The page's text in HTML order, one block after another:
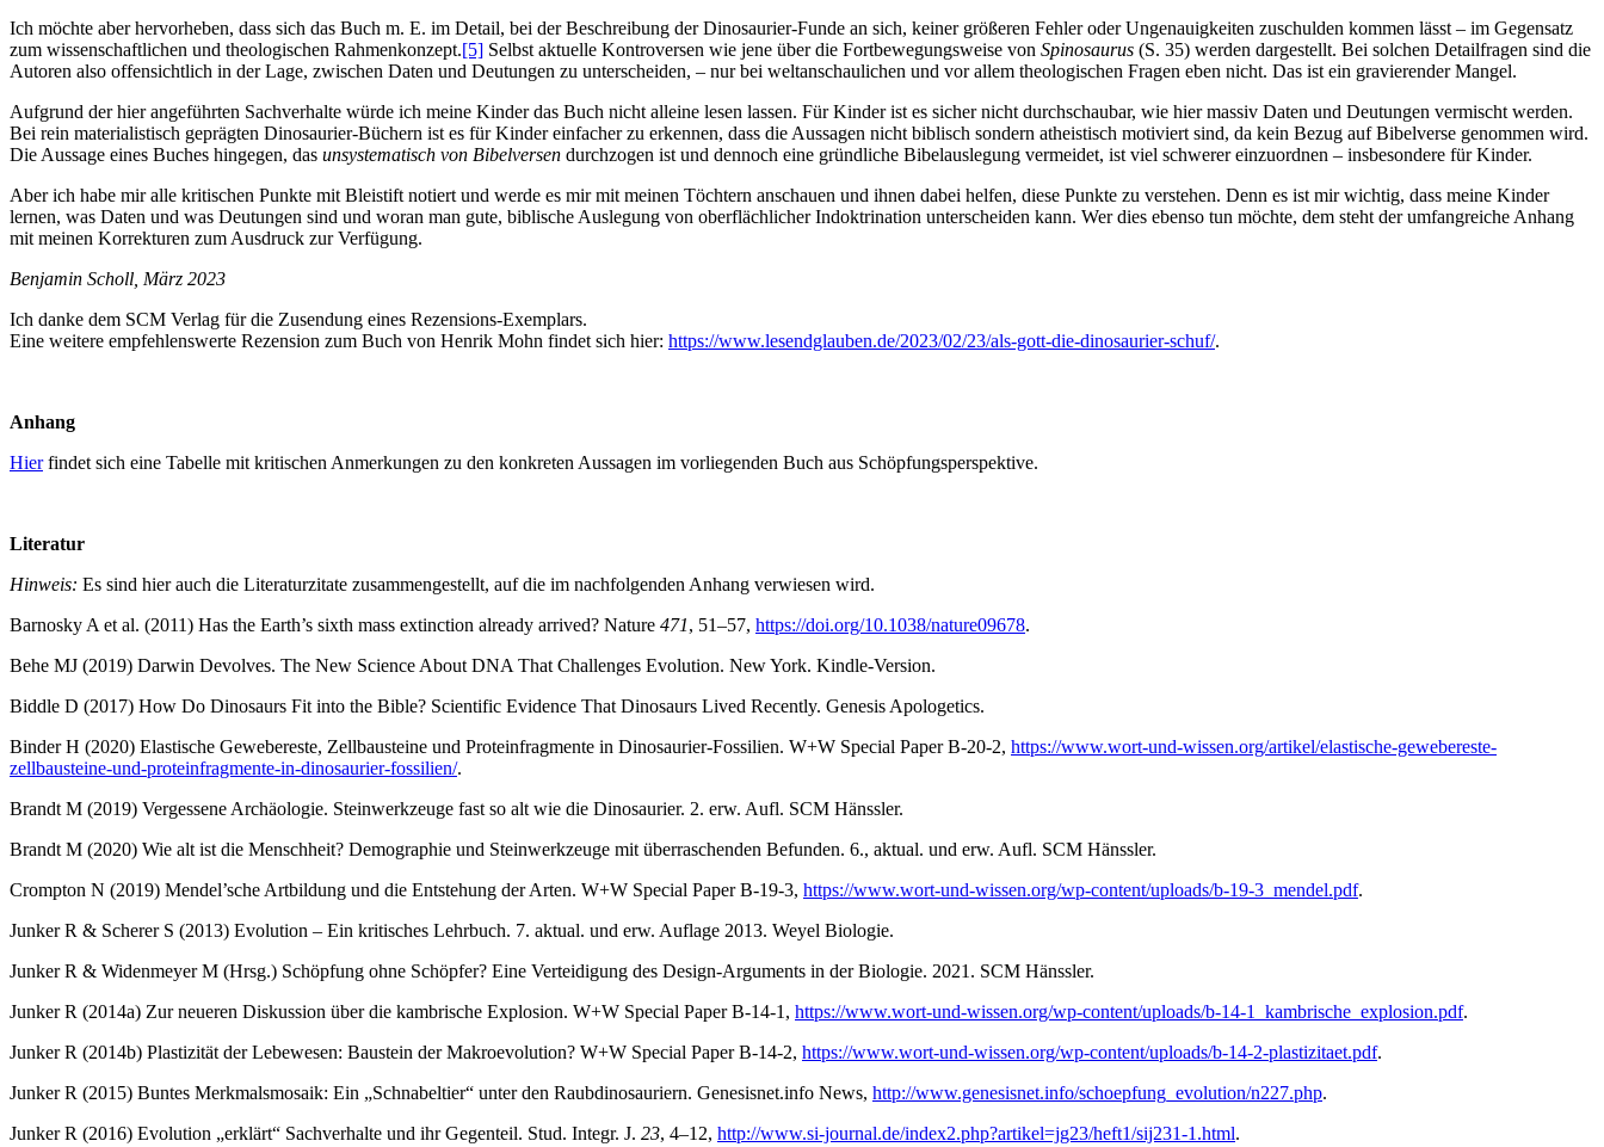
Ich möchte aber hervorheben, dass sich das Buch m. E. im Detail, bei der Beschreibung der Dinosaurier-Funde an sich, keiner größeren Fehler oder Ungenauigkeiten zuschulden kommen lässt – im Gegensatz
zum wissenschaftlichen und theologischen Rahmenkonzept.[5] Selbst aktuelle Kontroversen wie jene über die Fortbewegungsweise von Spinosaurus (S. 35) werden dargestellt. Bei solchen Detailfragen sind die
Autoren also offensichtlich in der Lage, zwischen Daten und Deutungen zu unterscheiden, ­– nur bei weltanschaulichen und vor allem theologischen Fragen eben nicht. Das ist ein gravierender Mangel.
Aufgrund der hier angeführten Sachverhalte würde ich meine Kinder das Buch nicht alleine lesen lassen. Für Kinder ist es sicher nicht durchschaubar, wie hier massiv Daten und Deutungen vermischt werden.
Bei rein materialistisch geprägten Dinosaurier-Büchern ist es für Kinder einfacher zu erkennen, dass die Aussagen nicht biblisch sondern atheistisch motiviert sind, da kein Bezug auf Bibelverse genommen wird.
Die Aussage eines Buches hingegen, das unsystematisch von Bibelversen durchzogen ist und dennoch eine gründliche Bibelauslegung vermeidet, ist viel schwerer einzuordnen – insbesondere für Kinder.
Aber ich habe mir alle kritischen Punkte mit Bleistift notiert und werde es mir mit meinen Töchtern anschauen und ihnen dabei helfen, diese Punkte zu verstehen. Denn es ist mir wichtig, dass meine Kinder
lernen, was Daten und was Deutungen sind und woran man gute, biblische Auslegung von oberflächlicher Indoktrination unterscheiden kann. Wer dies ebenso tun möchte, dem steht der umfangreiche Anhang
mit meinen Korrekturen zum Ausdruck zur Verfügung.
Benjamin Scholl, März 2023
Ich danke dem SCM Verlag für die Zusendung eines Rezensions-Exemplars.
Eine weitere empfehlenswerte Rezension zum Buch von Henrik Mohn findet sich hier: https://www.lesendglauben.de/2023/02/23/als-gott-die-dinosaurier-schuf/.
Anhang
Hierfindet sich eine Tabelle mit kritischen Anmerkungen zu den konkreten Aussagen im vorliegenden Buch aus Schöpfungsperspektive.
Literatur
Hinweis: Es sind hier auch die Literaturzitate zusammengestellt, auf die im nachfolgenden Anhang verwiesen wird.
Barnosky A et al. (2011) Has the Earth’s sixth mass extinction already arrived? Nature 471, 51–57, https://doi.org/10.1038/nature09678.
Behe MJ (2019) Darwin Devolves. The New Science About DNA That Challenges Evolution. New York. Kindle-Version.
Biddle D (2017) How Do Dinosaurs Fit into the Bible? Scientific Evidence That Dinosaurs Lived Recently. Genesis Apologetics.
Binder H (2020) Elastische Gewebereste, Zellbausteine und Proteinfragmente in Dinosaurier-Fossilien. W+W Special Paper B-20-2, https://www.wort-und-wissen.org/artikel/elastische-gewebereste-
zellbausteine-und-proteinfragmente-in-dinosaurier-fossilien/.
Brandt M (2019) Vergessene Archäologie. Steinwerkzeuge fast so alt wie die Dinosaurier. 2. erw. Aufl. SCM Hänssler.
Brandt M (2020) Wie alt ist die Menschheit? Demographie und Steinwerkzeuge mit überraschenden Befunden. 6., aktual. und erw. Aufl. SCM Hänssler.
Crompton N (2019) Mendel’sche Artbildung und die Entstehung der Arten. W+W Special Paper B-19-3, https://www.wort-und-wissen.org/wp-content/uploads/b-19-3_mendel.pdf.
Junker R & Scherer S (2013) Evolution – Ein kritisches Lehrbuch. 7. aktual. und erw. Auflage 2013. Weyel Biologie.
Junker R & Widenmeyer M (Hrsg.) Schöpfung ohne Schöpfer? Eine Verteidigung des Design-Arguments in der Biologie. 2021. SCM Hänssler.
Junker R (2014a) Zur neueren Diskussion über die kambrische Explosion. W+W Special Paper B-14-1, https://www.wort-und-wissen.org/wp-content/uploads/b-14-1_kambrische_explosion.pdf.
Junker R (2014b) Plastizität der Lebewesen: Baustein der Makroevolution? W+W Special Paper B-14-2, https://www.wort-und-wissen.org/wp-content/uploads/b-14-2-plastizitaet.pdf.
Junker R (2015) Buntes Merkmalsmosaik: Ein „Schnabeltier“ unter den Raubdinosauriern. Genesisnet.info News, http://www.genesisnet.info/schoepfung_evolution/n227.php.
Junker R (2016) Evolution „erklärt“ Sachverhalte und ihr Gegenteil. Stud. Integr. J. 23, 4­–12, http://www.si-journal.de/index2.php?artikel=jg23/heft1/sij231-1.html.